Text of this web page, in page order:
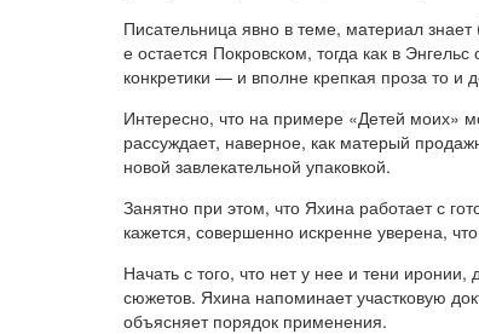
Писательница явно в теме, материал
е остается Покровском, тогда как в
конкретики — и вполне крепкая проза то и
Интересно, что на примере «Детей моих»
рассуждает, наверное, как матерый
новой завлекательной упаковкой.
Занятно при этом, что Яхина работает с
кажется, совершенно искренне уверена,
Начать с того, что нет у нее и тени
сюжетов. Яхина напоминает участковую
объясняет порядок применения.